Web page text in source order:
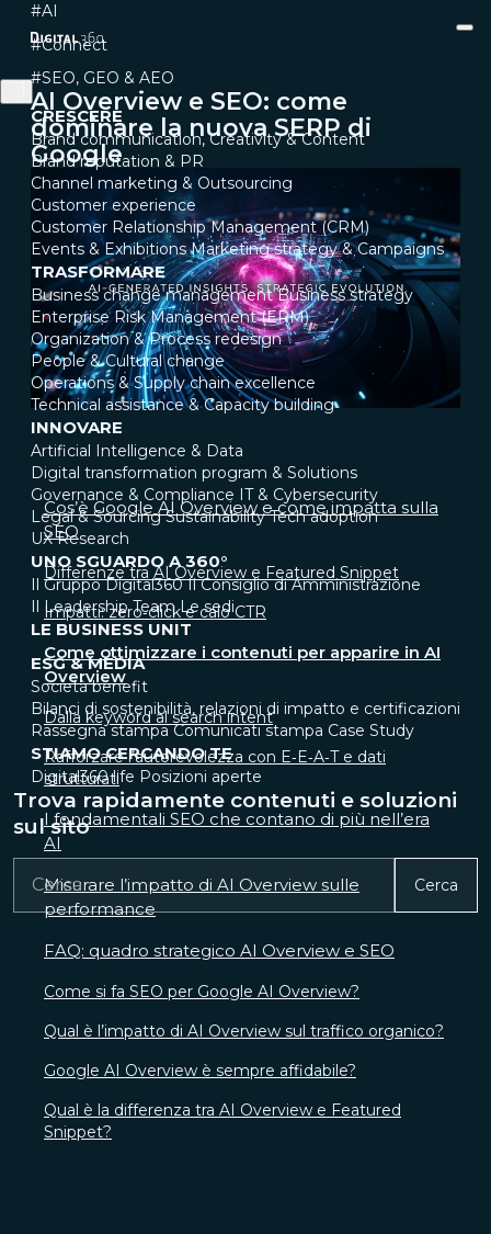
CRESCERE
Brand communication, Creativity & Content
Brand reputation & PR
Channel marketing & Outsourcing
Customer experience
Customer Relationship Management (CRM)
Events & Exhibitions Marketing strategy & Campaigns
TRASFORMARE
Business change management Business strategy
Enterprise Risk Management (ERM)
Organization & Process redesign
People & Cultural change
Operations & Supply chain excellence
Technical assistance & Capacity building
INNOVARE
Artificial Intelligence & Data
Digital transformation program & Solutions
Governance & Compliance IT & Cybersecurity
Legal & Sourcing Sustainability Tech adoption
UX Research
UNO SGUARDO A 360°
Il Gruppo Digital360 Il Consiglio di Amministrazione
Il Leadership Team Le sedi
LE BUSINESS UNIT
ESG & MEDIA
Società benefit
Bilanci di sostenibilità, relazioni di impatto e certificazioni
Rassegna stampa Comunicati stampa Case Study
STIAMO CERCANDO TE
Digital360 life Posizioni aperte
Trova rapidamente contenuti e soluzioni
sul sito
Cerca
#AI
#Connect
#SEO, GEO & AEO
AI Overview e SEO: come
dominare la nuova SERP di
Google
Cos’è Google AI Overview e come impatta sulla
SEO
Differenze tra AI Overview e Featured Snippet
Impatti: zero‑click e calo CTR
Come ottimizzare i contenuti per apparire in AI
Overview
Dalla keyword al search intent
Rafforzare l’autorevolezza con E‑E‑A‑T e dati
strutturati
I fondamentali SEO che contano di più nell’era
AI
Misurare l’impatto di AI Overview sulle
performance
FAQ: quadro strategico AI Overview e SEO
Come si fa SEO per Google AI Overview?
Qual è l’impatto di AI Overview sul traffico organico?
Google AI Overview è sempre affidabile?
Qual è la differenza tra AI Overview e Featured
Snippet?